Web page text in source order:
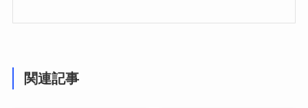
関連記事